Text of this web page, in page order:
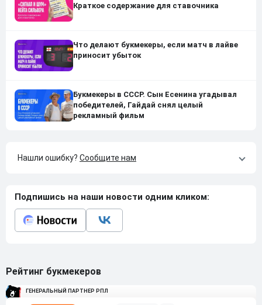
Краткое содержание для ставочника
Что делают букмекеры, если матч в лайве
приносит убыток
Букмекеры в СССР. Сын Есенина угадывал
победителей, Гайдай снял целый
рекламный фильм
Нашли ошибку? Сообщите нам
Подпишись на наши новости одним кликом:
Рейтинг букмекеров
ГЕНЕРАЛЬНЫЙ ПАРТНЕР РПЛ